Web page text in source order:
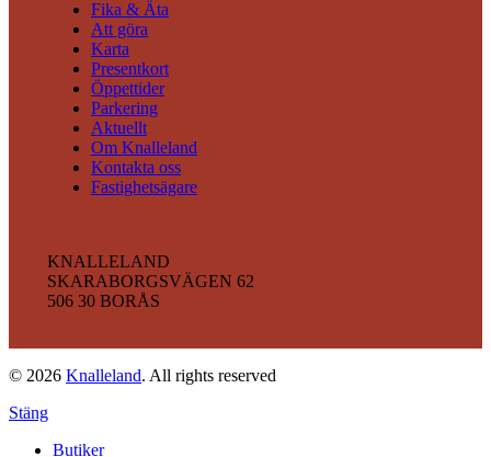
Fika & Äta
Att göra
Karta
Presentkort
Öppettider
Parkering
Aktuellt
Om Knalleland
Kontakta oss
Fastighetsägare
KNALLELAND
SKARABORGSVÄGEN 62
506 30 BORÅS
© 2026 Knalleland. All rights reserved
Stäng
Butiker